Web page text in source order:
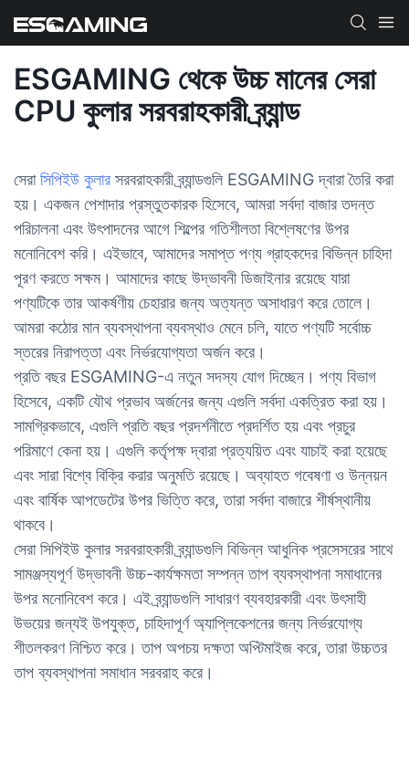
ESGAMING থেকে উচ্চ মানের সেরা
CPU কুলার সরবরাহকারী ব্র্যান্ড
সেরাসিপিইউ কুলার সরবরাহকারী ব্র্যান্ডগুলি ESGAMING দ্বারা তৈরি করা
হয়। একজন পেশাদার প্রস্তুতকারক হিসেবে, আমরা সর্বদা বাজার তদন্ত
পরিচালনা এবং উৎপাদনের আগে শিল্পের গতিশীলতা বিশ্লেষণের উপর
মনোনিবেশ করি। এইভাবে, আমাদের সমাপ্ত পণ্য গ্রাহকদের বিভিন্ন চাহিদা
পূরণ করতে সক্ষম। আমাদের কাছে উদ্ভাবনী ডিজাইনার রয়েছে যারা
পণ্যটিকে তার আকর্ষণীয় চেহারার জন্য অত্যন্ত অসাধারণ করে তোলে।
আমরা কঠোর মান ব্যবস্থাপনা ব্যবস্থাও মেনে চলি, যাতে পণ্যটি সর্বোচ্চ
স্তরের নিরাপত্তা এবং নির্ভরযোগ্যতা অর্জন করে।
প্রতি বছর ESGAMING-এ নতুন সদস্য যোগ দিচ্ছেন। পণ্য বিভাগ
হিসেবে, একটি যৌথ প্রভাব অর্জনের জন্য এগুলি সর্বদা একত্রিত করা হয়।
সামগ্রিকভাবে, এগুলি প্রতি বছর প্রদর্শনীতে প্রদর্শিত হয় এবং প্রচুর
পরিমাণে কেনা হয়। এগুলি কর্তৃপক্ষ দ্বারা প্রত্যয়িত এবং যাচাই করা হয়েছে
এবং সারা বিশ্বে বিক্রি করার অনুমতি রয়েছে। অব্যাহত গবেষণা ও উন্নয়ন
এবং বার্ষিক আপডেটের উপর ভিত্তি করে, তারা সর্বদা বাজারে শীর্ষস্থানীয়
থাকবে।
সেরা সিপিইউ কুলার সরবরাহকারী ব্র্যান্ডগুলি বিভিন্ন আধুনিক প্রসেসরের সাথে
সামঞ্জস্যপূর্ণ উদ্ভাবনী উচ্চ-কার্যক্ষমতা সম্পন্ন তাপ ব্যবস্থাপনা সমাধানের
উপর মনোনিবেশ করে। এই ব্র্যান্ডগুলি সাধারণ ব্যবহারকারী এবং উৎসাহী
উভয়ের জন্যই উপযুক্ত, চাহিদাপূর্ণ অ্যাপ্লিকেশনের জন্য নির্ভরযোগ্য
শীতলকরণ নিশ্চিত করে। তাপ অপচয় দক্ষতা অপ্টিমাইজ করে, তারা উচ্চতর
তাপ ব্যবস্থাপনা সমাধান সরবরাহ করে।